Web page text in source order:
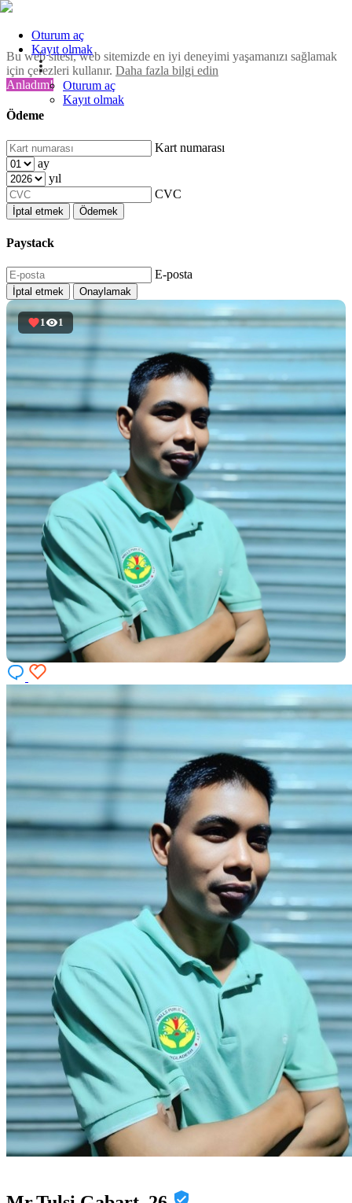
Bu web sitesi, web sitemizde en iyi deneyimi yaşamanızı sağlamak
için çerezleri kullanır. Daha fazla bilgi edin
Anladım!
Ödeme
Kart numarası
ay
yıl
CVC
İptal etmek Ödemek
Paystack
E-posta
İptal etmek Onaylamak
Oturum aç
Kayıt olmak
Oturum aç
Kayıt olmak
1 1